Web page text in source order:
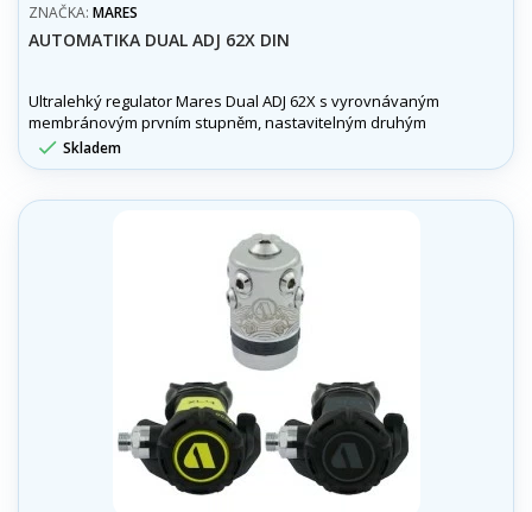
ZNAČKA: MARES
AUTOMATIKA DUAL ADJ 62X DIN
Ultralehký regulator Mares Dual ADJ 62X s vyrovnávaným
membránovým prvním stupněm, nastavitelným druhým
stupněm a moderním designem pro pohodlné dýchání v
jakékoliv situaci.
 Skladem